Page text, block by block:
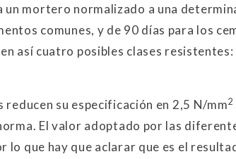
un mortero normalizado a una
comunes, y de 90 días para los
así cuatro posibles clases
reducen su especificación en 2,5 N/mm2
El valor adoptado por las
lo que hay que aclarar que es el